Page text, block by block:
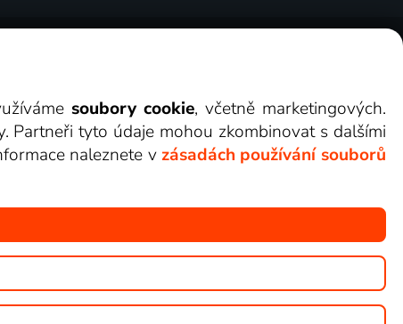
sledovat v Lepší.TV.
soubory cookie, včetně marketingových.
Partneři tyto údaje mohou zkombinovat s dalšími
naleznete v zásadách používání souborů